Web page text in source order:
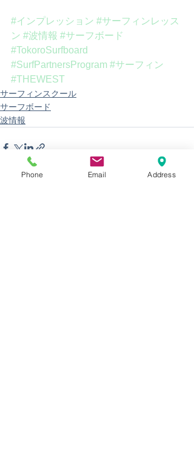
#インプレッション #サーフィンレッス
ン #波情報 #サーフボード
#TokoroSurfboard
#SurfPartnersProgram #サーフィン
#THEWEST
サーフィンスクール
サーフボード
波情報
Phone Email Address